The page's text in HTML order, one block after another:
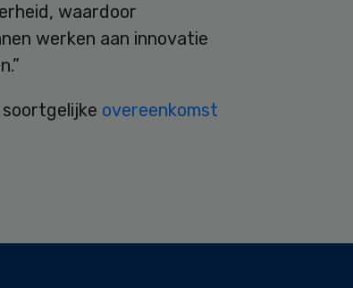
waardoor
werken aan innovatie
overeenkomst